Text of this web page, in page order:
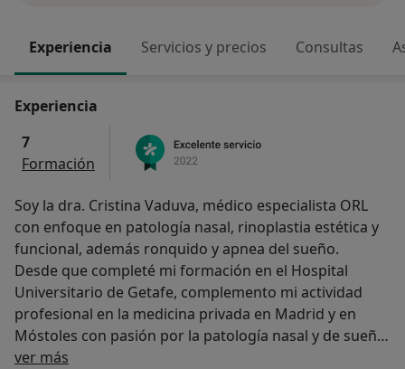
Experiencia Servicios y precios Consultas
Experiencia
7
Formación
Soy la dra. Cristina Vaduva, médico especialista ORL
con enfoque en patología nasal, rinoplastia estética y
funcional, además ronquido y apnea del sueño.
Desde que completé mi formación en el Hospital
Universitario de Getafe, complemento mi actividad
profesional en la medicina privada en Madrid y en
Móstoles con pasión por la patología nasal y de sueño.
A través de mi página web intento facilitar a los
ver más